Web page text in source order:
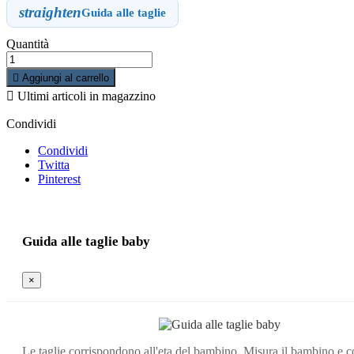
straightenGuida alle taglie
Quantità
 Aggiungi al carrello
 Ultimi articoli in magazzino
Condividi
Condividi
Twitta
Pinterest
Guida alle taglie baby
×
Le taglie corrispondono all'eta del bambino. Misura il bambino e